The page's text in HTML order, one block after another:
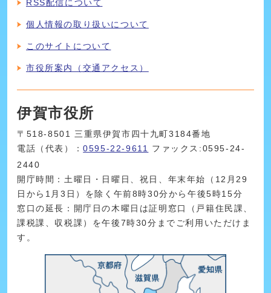
RSS配信について
個人情報の取り扱いについて
このサイトについて
市役所案内（交通アクセス）
伊賀市役所
〒518-8501 三重県伊賀市四十九町3184番地
電話（代表）：0595-22-9611
ファックス:0595-24-
2440
開庁時間：土曜日・日曜日、祝日、年末年始（12月29
日から1月3日）を除く午前8時30分から午後5時15分
窓口の延長：開庁日の木曜日は証明窓口（戸籍住民課、
課税課、収税課）を午後7時30分までご利用いただけま
す。